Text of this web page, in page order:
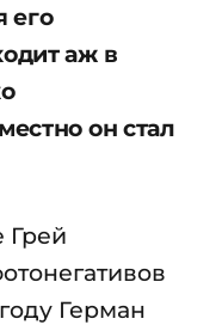
его
аж в
он стал
Грей
Герман